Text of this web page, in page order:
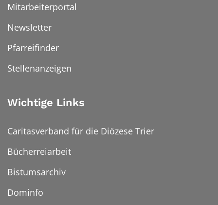
Mitarbeiterportal
Newsletter
Pfarreifinder
Stellenanzeigen
Wichtige Links
Caritasverband für die Diözese Trier
Bücherreiarbeit
Bistumsarchiv
Dominfo